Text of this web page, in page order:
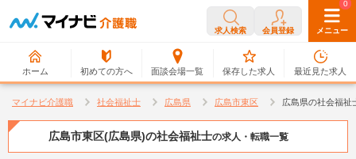
求人検索 会員登録 メニュー
ホーム 初めての方へ 面談会場一覧
0
保存した求人
0
最近見た求人
マイナビ介護職 社会福祉士 広島県 広島市東区 広島県の社会福祉
広島市東区(広島県)の社会福祉士の求人・転職一覧